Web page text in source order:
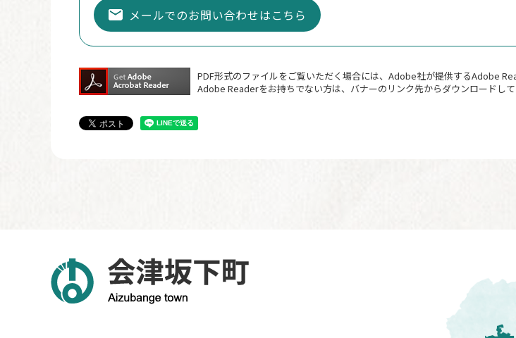
メールでのお問い合わせはこちら
PDF形式のファイルをご覧いただく場合には、Adobe社が提供するAdobe
Adobe Readerをお持ちでない方は、バナーのリンク先からダウンロードして